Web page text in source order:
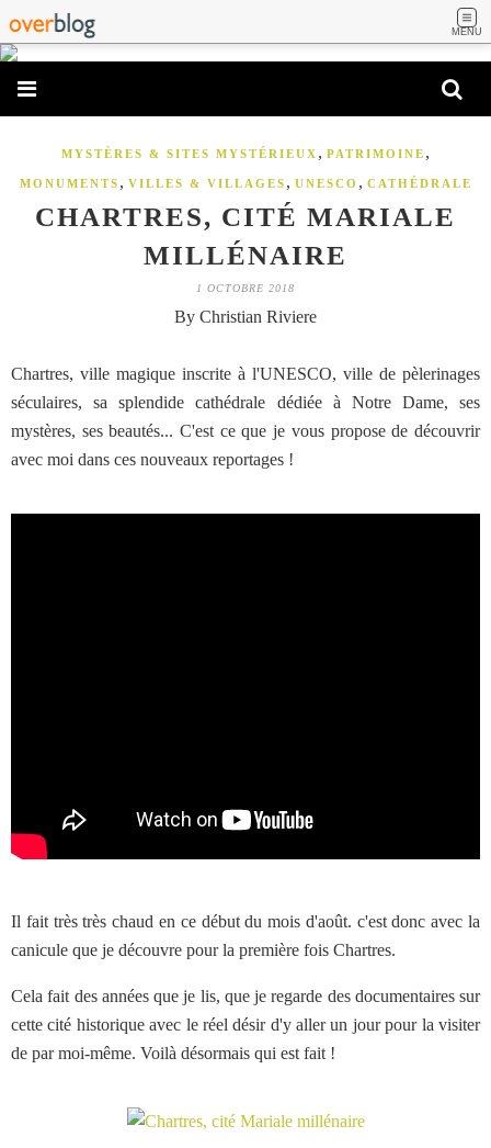
MENU
MYSTÈRES & SITES MYSTÉRIEUX , PATRIMOINE ,
MONUMENTS , VILLES & VILLAGES , UNESCO , CATHÉDRALE
CHARTRES, CITÉ MARIALE
MILLÉNAIRE
1 OCTOBRE 2018
By Christian Riviere
Chartres, ville magique inscrite à l'UNESCO, ville de pèlerinages
séculaires, sa splendide cathédrale dédiée à Notre Dame, ses
mystères, ses beautés... C'est ce que je vous propose de découvrir
avec moi dans ces nouveaux reportages !
Il fait très très chaud en ce début du mois d'août. c'est donc avec la
canicule que je découvre pour la première fois Chartres.
Cela fait des années que je lis, que je regarde des documentaires sur
cette cité historique avec le réel désir d'y aller un jour pour la visiter
de par moi-même. Voilà désormais qui est fait !